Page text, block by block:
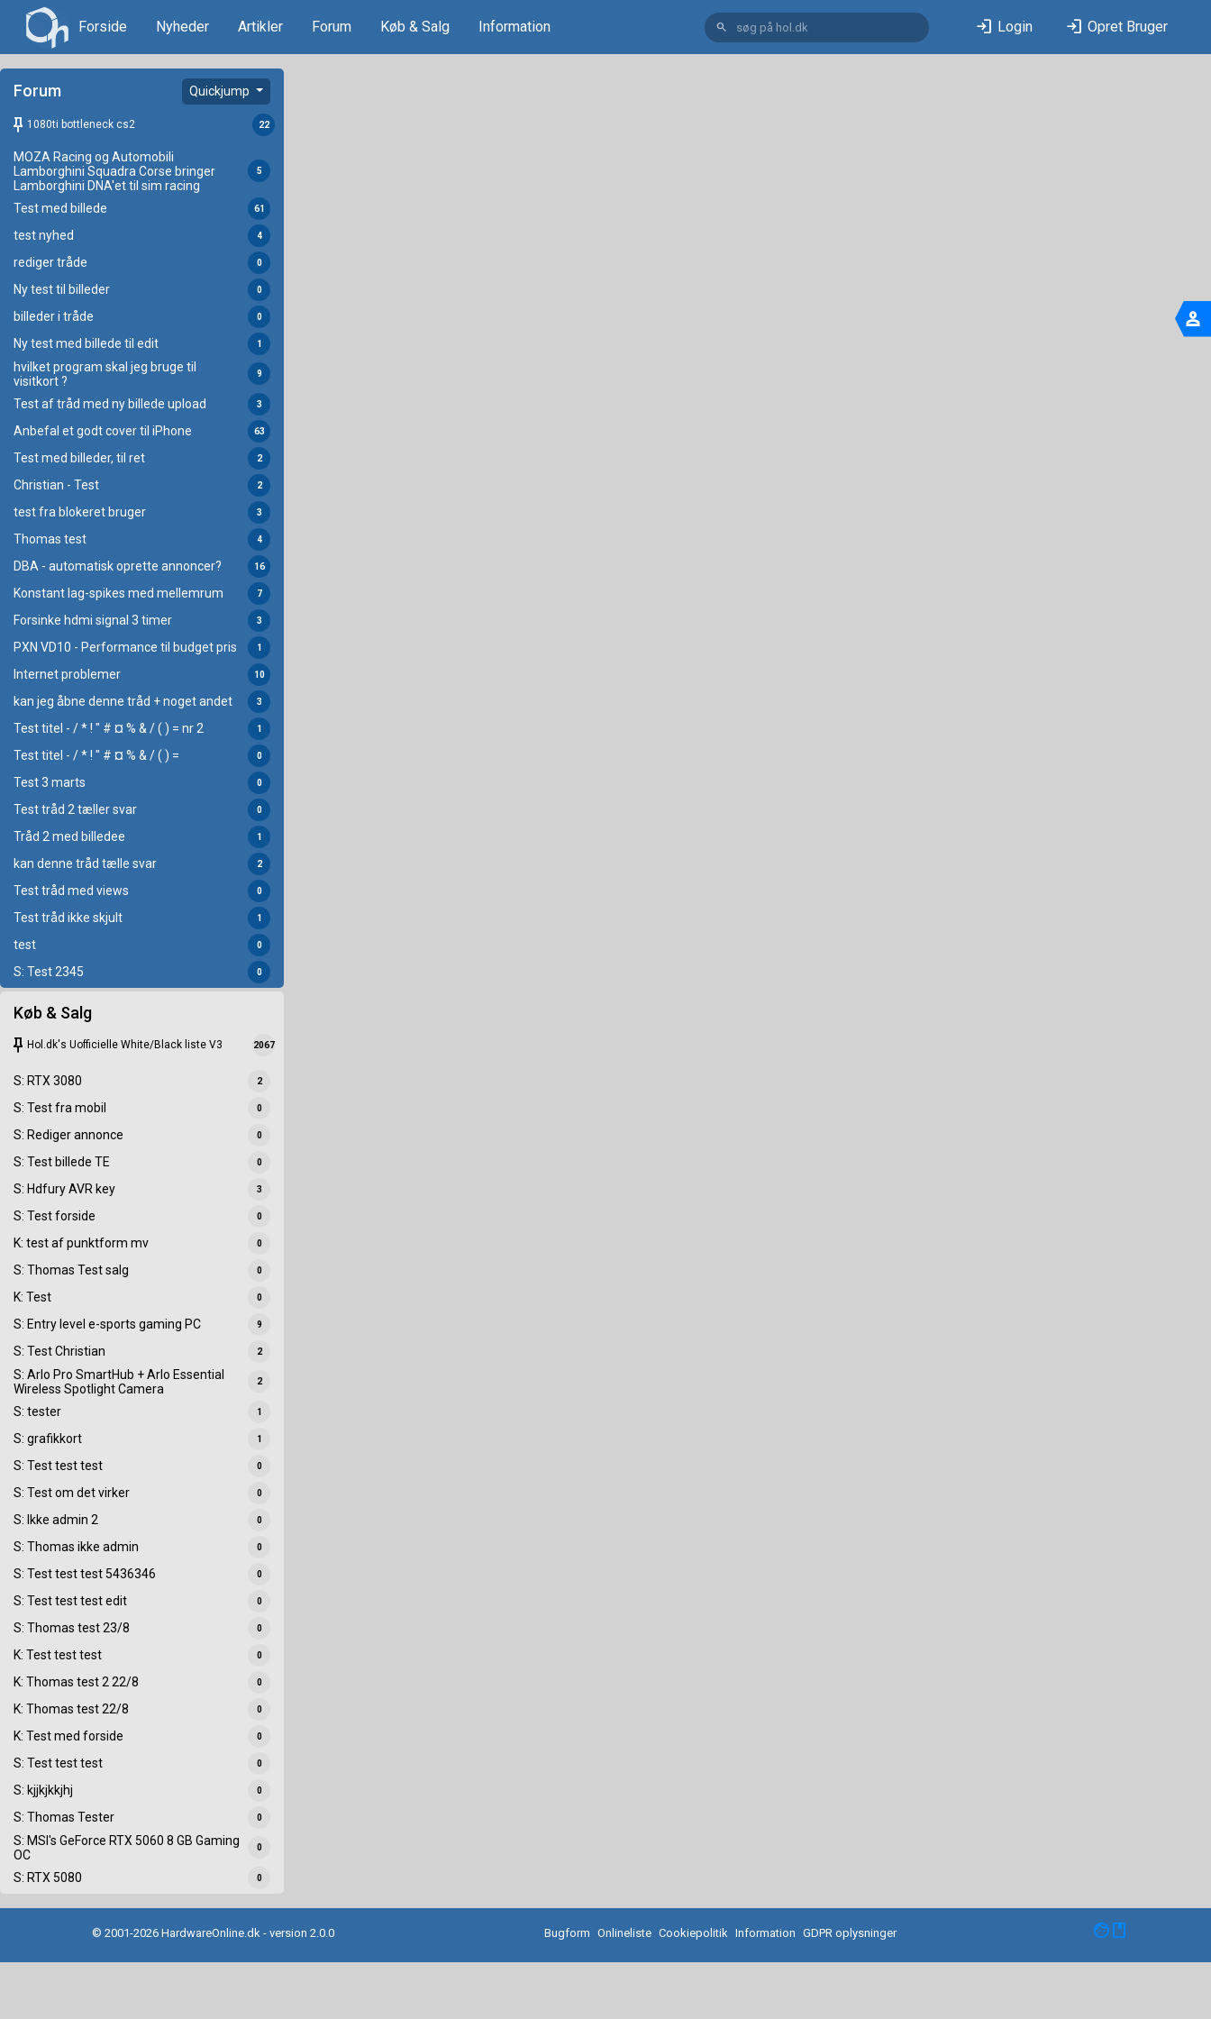
Forside Nyheder Artikler Forum Køb & Salg Information search login Login login Opret Bruger
Forum Quickjump
keep 1080ti bottleneck cs2 22
MOZA Racing og Automobili
Lamborghini Squadra Corse bringer
Lamborghini DNA'et til sim racing
5
Test med billede 61
test nyhed 4
rediger tråde 0
Ny test til billeder 0
billeder i tråde 0
Ny test med billede til edit 1
hvilket program skal jeg bruge til
visitkort ?
9
Test af tråd med ny billede upload 3
Anbefal et godt cover til iPhone 63
Test med billeder, til ret 2
Christian - Test 2
test fra blokeret bruger 3
Thomas test 4
DBA - automatisk oprette annoncer? 16
Konstant lag-spikes med mellemrum 7
Forsinke hdmi signal 3 timer 3
PXN VD10 - Performance til budget pris 1
Internet problemer 10
kan jeg åbne denne tråd + noget andet 3
Test titel - / * ! " # ¤ % & / ( ) = nr 2 1
Test titel - / * ! " # ¤ % & / ( ) = 0
Test 3 marts 0
Test tråd 2 tæller svar 0
Tråd 2 med billedee 1
kan denne tråd tælle svar 2
Test tråd med views 0
Test tråd ikke skjult 1
test 0
S: Test 2345 0
Køb & Salg
keep Hol.dk's Uofficielle White/Black liste V3 2067
S: RTX 3080 2
S: Test fra mobil 0
S: Rediger annonce 0
S: Test billede TE 0
S: Hdfury AVR key 3
S: Test forside 0
K: test af punktform mv 0
S: Thomas Test salg 0
K: Test 0
S: Entry level e-sports gaming PC 9
S: Test Christian 2
S: Arlo Pro SmartHub + Arlo Essential
Wireless Spotlight Camera
2
S: tester 1
S: grafikkort 1
S: Test test test 0
S: Test om det virker 0
S: Ikke admin 2 0
S: Thomas ikke admin 0
S: Test test test 5436346 0
S: Test test test edit 0
S: Thomas test 23/8 0
K: Test test test 0
K: Thomas test 2 22/8 0
K: Thomas test 22/8 0
K: Test med forside 0
S: Test test test 0
S: kjjkjkkjhj 0
S: Thomas Tester 0
S: MSI's GeForce RTX 5060 8 GB Gaming
OC
0
S: RTX 5080 0
person
© 2001-2026 HardwareOnline.dk - version 2.0.0 Bugform Onlineliste Cookiepolitik Information GDPR oplysninger facebook